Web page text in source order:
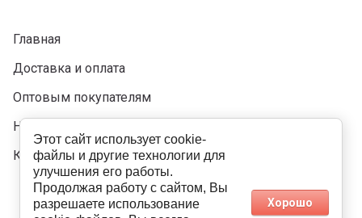
Главная
Доставка и оплата
Оптовым покупателям
Напишите нам
Контакты
Этот сайт использует cookie-
файлы и другие технологии для
улучшения его работы.
Продолжая работу с сайтом, Вы
разрешаете использование
Хорошо